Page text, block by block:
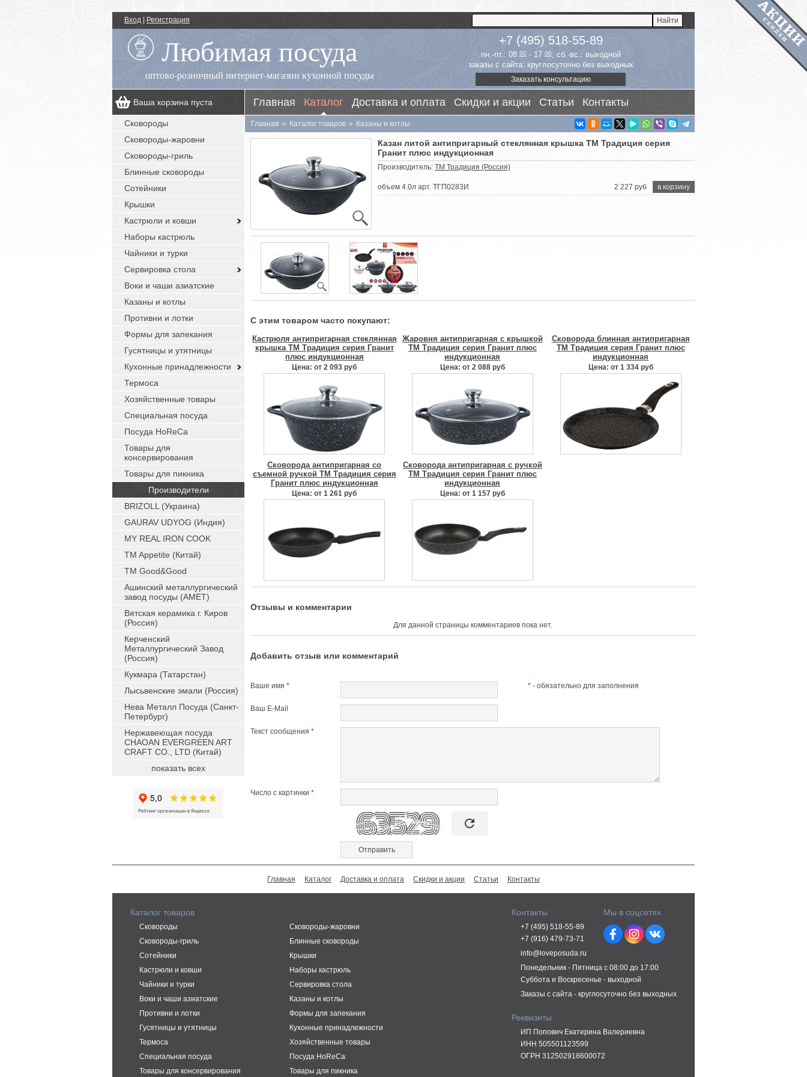
Вход Регистрация
Любимая посуда
оптово-розничный интернет-магазин кухонной посуды
+7 (495) 518-55-89
пн.-пт.: 0800- 1700, сб.-вс.: выходной
заказы с сайта: круглосуточно без выходных
Заказать консультацию
Ваша корзина пуста
+7 (495) 518-55-89
заказы с сайта: круглосуточно без
Главная Каталог Доставка и оплата Скидки и акции Статьи Контакты
Главная » Каталог товаров » Казаны и котлы
Казан литой антипригарный стеклянная крышка ТМ Традиция серия
Гранит плюс индукционная
Производитель: ТМ Традиция (Россия)
объем 4.0л арт. ТГП0283И в корзину
2 227 руб
С этим товаром часто покупают:
Кастрюля антипригарная стеклянная
крышка ТМ Традиция серия Гранит
плюс индукционная
Цена: от 2 093 руб
Жаровня антипригарная с крышкой
ТМ Традиция серия Гранит плюс
индукционная
Цена: от 2 088 руб
Сковорода блинная антипригарная
ТМ Традиция серия Гранит плюс
индукционная
Цена: от 1 334 руб
Сковорода антипригарная со
съемной ручкой ТМ Традиция серия
Гранит плюс индукционная
Цена: от 1 261 руб
Сковорода антипригарная с ручкой
ТМ Традиция серия Гранит плюс
индукционная
Цена: от 1 157 руб
Отзывы и комментарии
Для данной страницы комментариев пока нет.
Добавить отзыв или комментарий
Ваше имя * * - обязательно для заполнения
Ваш E-Mail
Текст сообщения *
Число с картинки *
 refresh
Сковороды
Сковороды-жаровни
Сковороды-гриль
Блинные сковороды
Сотейники
Крышки
Кастрюли и ковши
Наборы кастрюль
Чайники и турки
Сервировка стола
Воки и чаши азиатские
Казаны и котлы
Противни и лотки
Формы для запекания
Гусятницы и утятницы
Кухонные принадлежности
Термоса
Хозяйственные товары
Специальная посуда
Посуда HoReCa
Товары для
консервирования
Товары для пикника
Производители
BRIZOLL (Украина)
GAURAV UDYOG (Индия)
MY REAL IRON COOK
TM Appetite (Китай)
TM Good&Good
Ашинский металлургический
завод посуды (АМЕТ)
Вятская керамика г. Киров
(Россия)
Керченский
Металлургический Завод
(Россия)
Кукмара (Татарстан)
Лысьвенские эмали (Россия)
Нева Металл Посуда (Санкт-
Петербург)
Нержавеющая посуда
CHAOAN EVERGREEN ART
CRAFT CO., LTD (Китай)
показать всех
Главная Каталог Доставка и оплата Скидки и акции Статьи Контакты
Каталог товаров
Сковороды
Сковороды-жаровни
Сковороды-гриль
Блинные сковороды
Сотейники
Крышки
Кастрюли и ковши
Наборы кастрюль
Чайники и турки
Сервировка стола
Воки и чаши азиатские
Казаны и котлы
Противни и лотки
Формы для запекания
Гусятницы и утятницы
Кухонные принадлежности
Термоса
Хозяйственные товары
Специальная посуда
Посуда HoReCa
Товары для консервирования
Товары для пикника
Контакты
+7 (495) 518-55-89
+7 (916) 479-73-71
info@loveposuda.ru
Понедельник - Пятница с 08:00 до 17:00
Суббота и Воскресенье - выходной
Заказы с сайта - круглосуточно без выходных
Реквизиты
ИП Попович Екатерина Валериевна
ИНН 505501123599
ОГРН 312502918600072
Мы в соцсетях